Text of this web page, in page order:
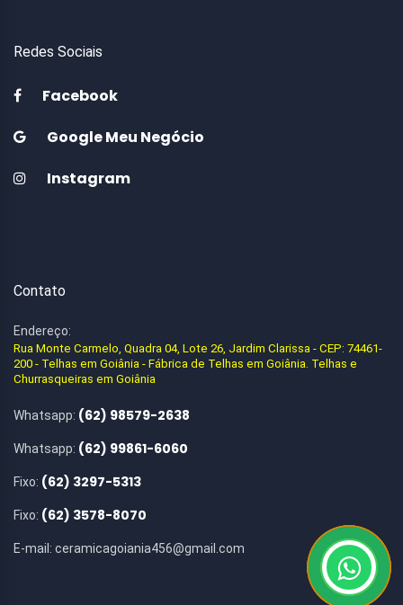
Redes Sociais
Facebook
Google Meu Negócio
Instagram
Contato
Endereço:
Rua Monte Carmelo, Quadra 04, Lote 26, Jardim Clarissa - CEP: 74461-
200 - Telhas em Goiânia - Fábrica de Telhas em Goiânia. Telhas e
Churrasqueiras em Goiânia
Whatsapp: (62) 98579-2638
Whatsapp: (62) 99861-6060
Fixo: (62) 3297-5313
Fixo: (62) 3578-8070
E-mail: ceramicagoiania456@gmail.com